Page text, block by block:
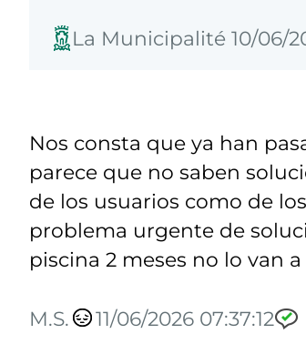
La Municipalité 10/06/
Nos consta que ya han
parece que no saben
de los usuarios como de
problema urgente de
piscina 2 meses no lo van
M.S. 11/06/2026 07:37:12